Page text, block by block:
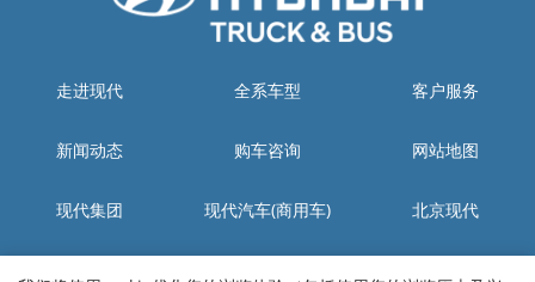
走进现代 全系车型 客户服务
新闻动态 购车咨询 网站地图
现代集团 现代汽车(商用车) 北京现代